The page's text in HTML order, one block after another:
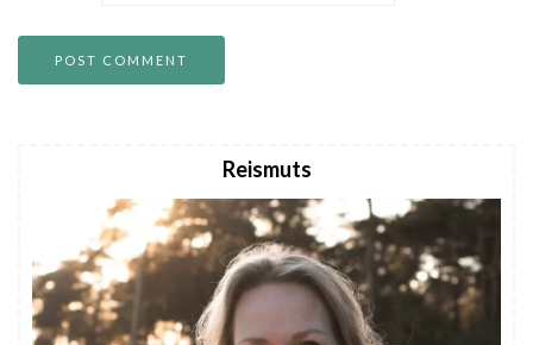
Reismuts